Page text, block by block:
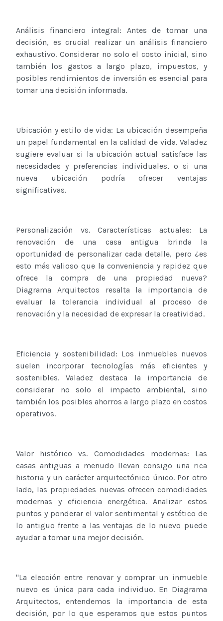
Análisis financiero integral: Antes de tomar una
decisión, es crucial realizar un análisis financiero
exhaustivo. Considerar no solo el costo inicial, sino
también los gastos a largo plazo, impuestos, y
posibles rendimientos de inversión es esencial para
tomar una decisión informada.
Ubicación y estilo de vida: La ubicación desempeña
un papel fundamental en la calidad de vida. Valadez
sugiere evaluar si la ubicación actual satisface las
necesidades y preferencias individuales, o si una
nueva ubicación podría ofrecer ventajas
significativas.
Personalización vs. Características actuales: La
renovación de una casa antigua brinda la
oportunidad de personalizar cada detalle, pero ¿es
esto más valioso que la conveniencia y rapidez que
ofrece la compra de una propiedad nueva?
Diagrama Arquitectos resalta la importancia de
evaluar la tolerancia individual al proceso de
renovación y la necesidad de expresar la creatividad.
Eficiencia y sostenibilidad: Los inmuebles nuevos
suelen incorporar tecnologías más eficientes y
sostenibles. Valadez destaca la importancia de
considerar no solo el impacto ambiental, sino
también los posibles ahorros a largo plazo en costos
operativos.
Valor histórico vs. Comodidades modernas: Las
casas antiguas a menudo llevan consigo una rica
historia y un carácter arquitectónico único. Por otro
lado, las propiedades nuevas ofrecen comodidades
modernas y eficiencia energética. Analizar estos
puntos y ponderar el valor sentimental y estético de
lo antiguo frente a las ventajas de lo nuevo puede
ayudar a tomar una mejor decisión.
"La elección entre renovar y comprar un inmueble
nuevo es única para cada individuo. En Diagrama
Arquitectos, entendemos la importancia de esta
decisión, por lo que esperamos que estos puntos